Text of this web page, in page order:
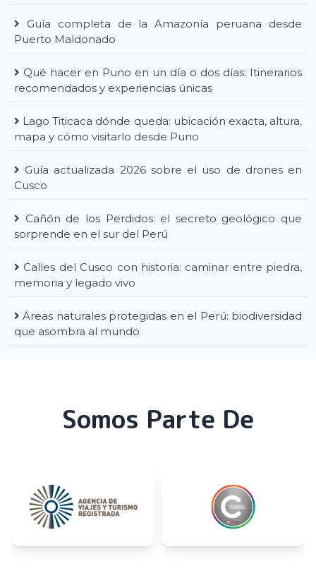
Guía completa de la Amazonía peruana desde
Puerto Maldonado
Qué hacer en Puno en un día o dos días: Itinerarios
recomendados y experiencias únicas
Lago Titicaca dónde queda: ubicación exacta, altura,
mapa y cómo visitarlo desde Puno
Guía actualizada 2026 sobre el uso de drones en
Cusco
Cañón de los Perdidos: el secreto geológico que
sorprende en el sur del Perú
Calles del Cusco con historia: caminar entre piedra,
memoria y legado vivo
Áreas naturales protegidas en el Perú: biodiversidad
que asombra al mundo
Somos Parte De